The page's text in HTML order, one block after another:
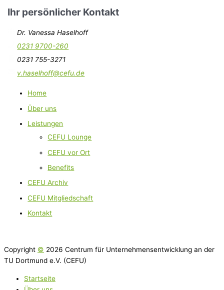
Ihr persönlicher Kontakt
Dr. Vanessa Haselhoff
0231 9700-260
0231 755-3271
v.haselhoff@cefu.de
Home
Über uns
Leistungen
CEFU Lounge
CEFU vor Ort
Benefits
CEFU Archiv
CEFU Mitgliedschaft
Kontakt
Copyright © 2026 Centrum für Unternehmensentwicklung an der
TU Dortmund e.V. (CEFU)
Startseite